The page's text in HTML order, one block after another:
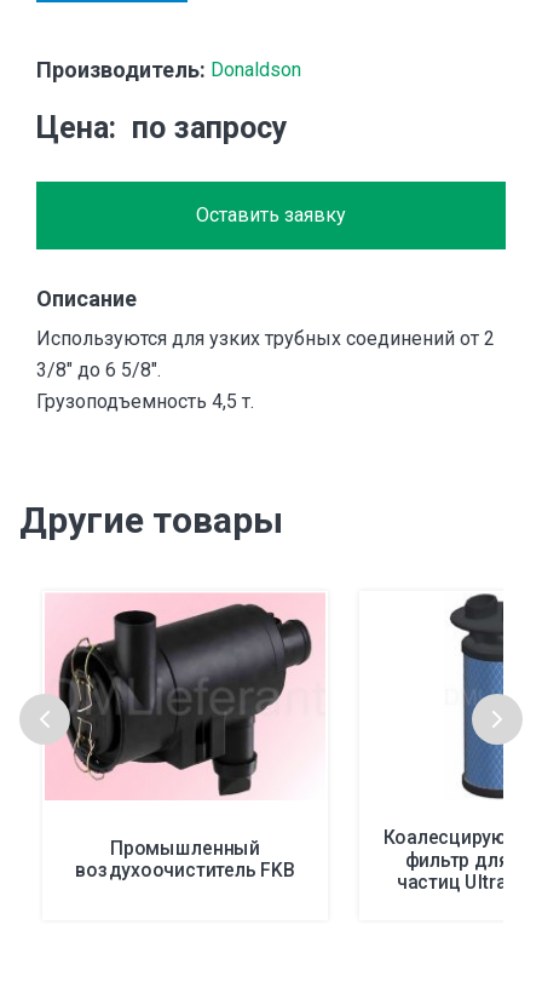
Производитель: Donaldson
Цена по запросу
Оставить заявку
Описание
Используются для узких трубных соединений от 2
3/8″ до 6 5/8″.
Грузоподъемность 4,5 т.
Другие товары
Промышленный
воздухоочиститель FKB
фильтр для
частиц